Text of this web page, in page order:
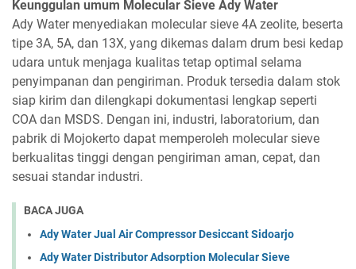
Keunggulan umum Molecular Sieve Ady Water
Ady Water menyediakan molecular sieve 4A zeolite, beserta
tipe 3A, 5A, dan 13X, yang dikemas dalam drum besi kedap
udara untuk menjaga kualitas tetap optimal selama
penyimpanan dan pengiriman. Produk tersedia dalam stok
siap kirim dan dilengkapi dokumentasi lengkap seperti
COA dan MSDS. Dengan ini, industri, laboratorium, dan
pabrik di Mojokerto dapat memperoleh molecular sieve
berkualitas tinggi dengan pengiriman aman, cepat, dan
sesuai standar industri.
BACA JUGA
Ady Water Jual Air Compressor Desiccant Sidoarjo
Ady Water Distributor Adsorption Molecular Sieve